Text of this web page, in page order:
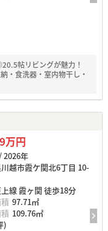
帖リビングが魅力！
・食洗器・室内物干し・
万円
2026年
越市霞ケ関北6丁目 10-
線 霞ヶ関 徒歩18分
97.71㎡
109.76㎡
)